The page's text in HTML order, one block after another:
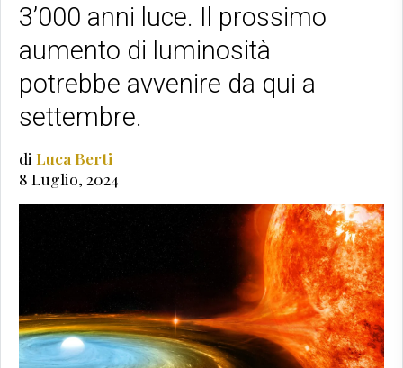
3’000 anni luce. Il prossimo
aumento di luminosità
potrebbe avvenire da qui a
settembre.
di Luca Berti
8 Luglio, 2024